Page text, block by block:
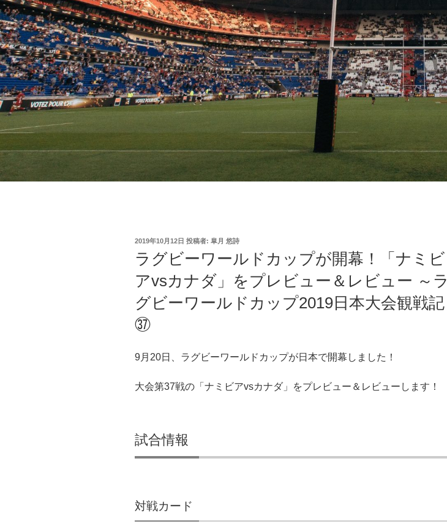
投
日:
2019年10月12日 投稿者: 皐月 悠詩
ラグビーワールドカップが開幕！「ナミビ
アvsカナダ」をプレビュー＆レビュー ～ラ
グビーワールドカップ2019日本大会観戦記
㊲
9月20日、ラグビーワールドカップが日本で開幕しました！
大会第37戦の「ナミビアvsカナダ」をプレビュー＆レビューします！
試合情報
対戦カード